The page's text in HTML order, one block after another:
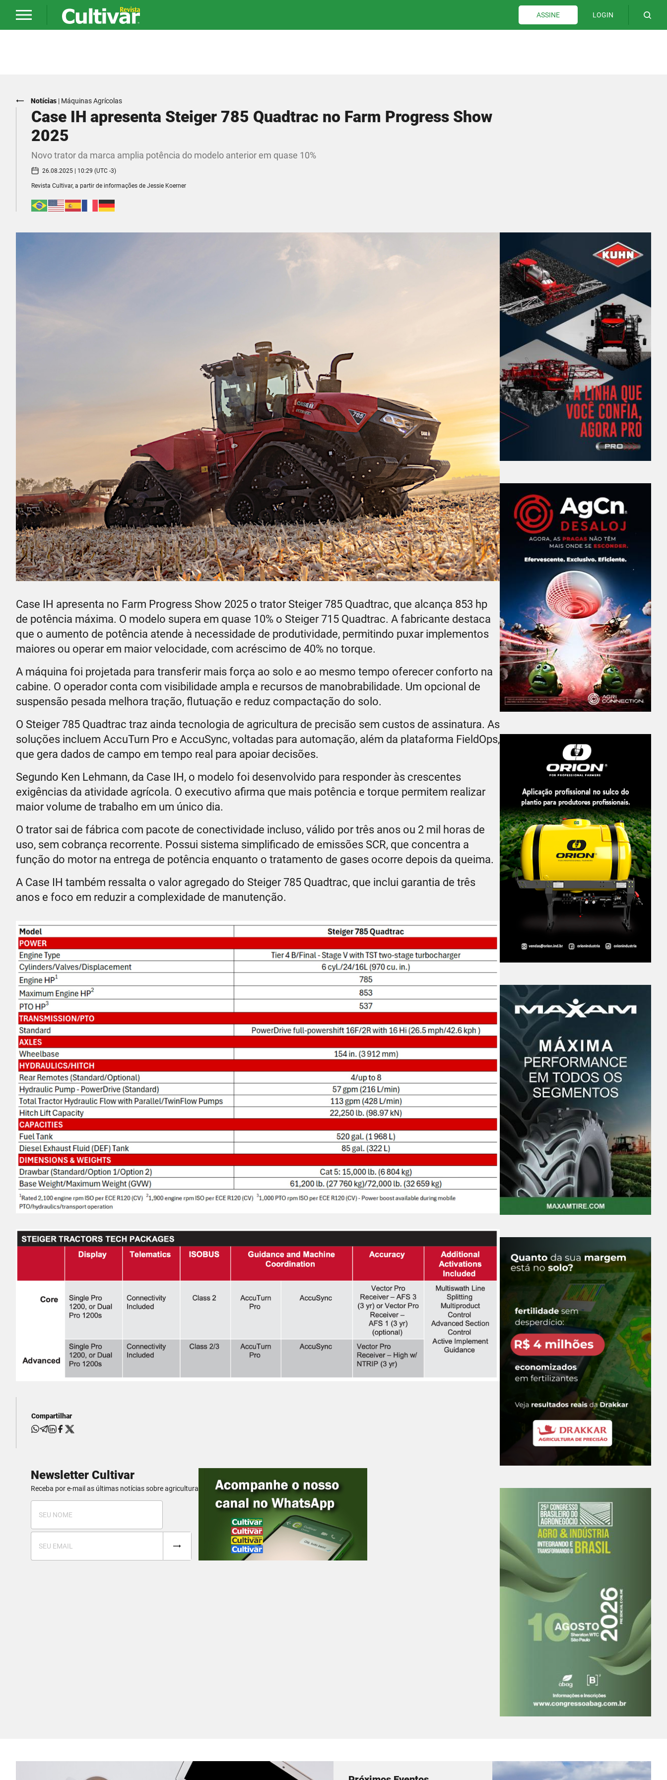
ASSINE LOGIN
Notícias | Máquinas Agrícolas
Case IH apresenta Steiger 785 Quadtrac no Farm Progress Show
2025
Novo trator da marca amplia potência do modelo anterior em quase 10%
26.08.2025 | 10:29 (UTC -3)
Revista Cultivar, a partir de informações de Jessie Koerner
Case IH apresenta no Farm Progress Show 2025 o trator Steiger 785 Quadtrac, que alcança 853 hp
de potência máxima. O modelo supera em quase 10% o Steiger 715 Quadtrac. A fabricante destaca
que o aumento de potência atende à necessidade de produtividade, permitindo puxar implementos
maiores ou operar em maior velocidade, com acréscimo de 40% no torque.
A máquina foi projetada para transferir mais força ao solo e ao mesmo tempo oferecer conforto na
cabine. O operador conta com visibilidade ampla e recursos de manobrabilidade. Um opcional de
suspensão pesada melhora tração, flutuação e reduz compactação do solo.
O Steiger 785 Quadtrac traz ainda tecnologia de agricultura de precisão sem custos de assinatura. As
soluções incluem AccuTurn Pro e AccuSync, voltadas para automação, além da plataforma FieldOps,
que gera dados de campo em tempo real para apoiar decisões.
Segundo Ken Lehmann, da Case IH, o modelo foi desenvolvido para responder às crescentes
exigências da atividade agrícola. O executivo afirma que mais potência e torque permitem realizar
maior volume de trabalho em um único dia.
O trator sai de fábrica com pacote de conectividade incluso, válido por três anos ou 2 mil horas de
uso, sem cobrança recorrente. Possui sistema simplificado de emissões SCR, que concentra a
função do motor na entrega de potência enquanto o tratamento de gases ocorre depois da queima.
A Case IH também ressalta o valor agregado do Steiger 785 Quadtrac, que inclui garantia de três
anos e foco em reduzir a complexidade de manutenção.
Compartilhar
Newsletter Cultivar
Receba por e-mail as últimas notícias sobre agricultura